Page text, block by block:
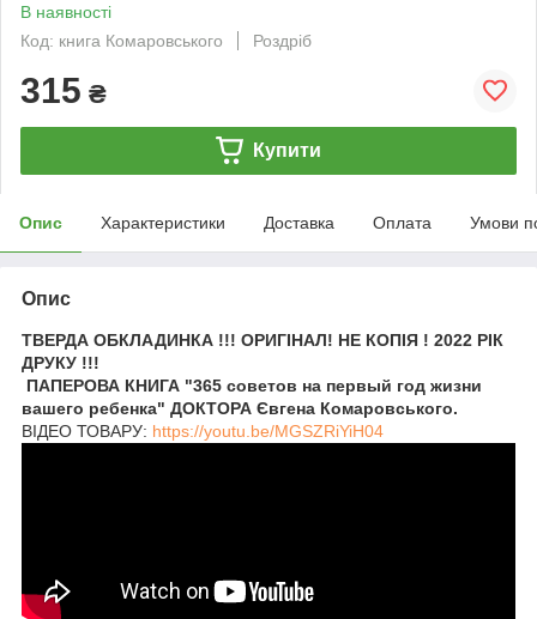
В наявності
Код: книга Комаровського
Роздріб
315 ₴
Купити
Опис Характеристики Доставка Оплата Умови
Опис
ТВЕРДА ОБКЛАДИНКА !!! ОРИГІНАЛ! НЕ КОПІЯ ! 2022 РІК
ДРУКУ !!!
ПАПЕРОВА КНИГА "365 советов на первый год жизни
вашего ребенка" ДОКТОРА Євгена Комаровського.
ВІДЕО ТОВАРУ: https://youtu.be/MGSZRiYiH04